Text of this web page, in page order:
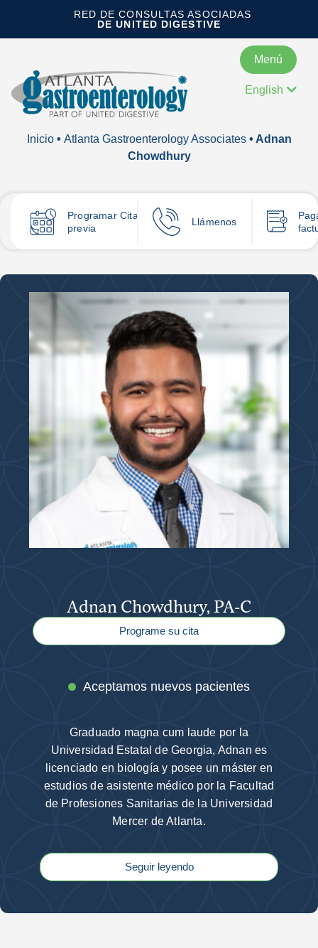
RED DE CONSULTAS ASOCIADAS
DE UNITED DIGESTIVE
Menú
English
Inicio• Atlanta Gastroenterology Associates• Adnan
Chowdhury
ProgramarCita
previa
Llámenos
Adnan Chowdhury, PA-C
Programe su cita
Aceptamos nuevos pacientes
Graduado magna cum laude por la
Universidad Estatal de Georgia, Adnan es
licenciado en biología y posee un máster en
estudios de asistente médico por la Facultad
de Profesiones Sanitarias de la Universidad
Mercer de Atlanta.
Seguir leyendo